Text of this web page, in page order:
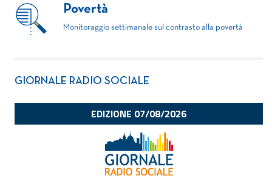
Povertà
Monitoraggio settimanale sul contrasto alla povertà
GIORNALE RADIO SOCIALE